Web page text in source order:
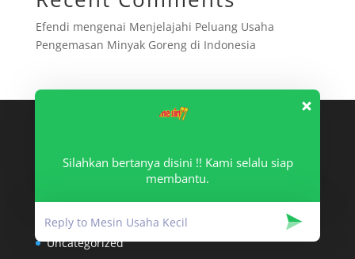
Efendi mengenai Menjelajahi Peluang Usaha
Pengemasan Minyak Goreng di Indonesia
Info Mesin
Pengetahuan Umum
Uncategorized
Silahkan bertanya disini !! Kami selalu siap
membantu.